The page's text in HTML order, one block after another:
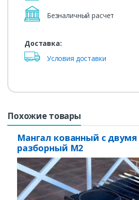
Заказать
Ваше имя*
Безналичный расчет
Доставка:
Условия доставки
Похожие товары
Мангал кованный с
разборный М2